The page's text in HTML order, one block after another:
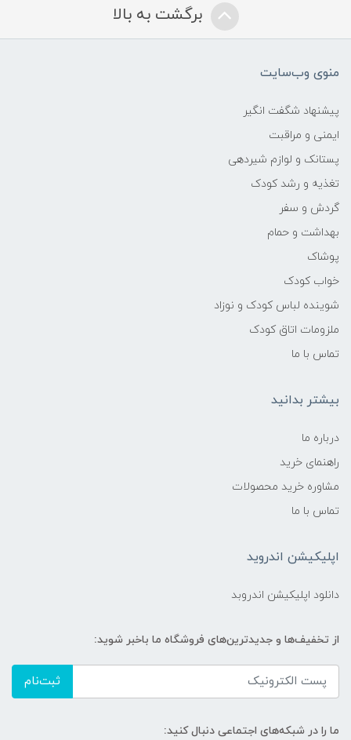
برگشت به بالا
منوی وب‌سایت
پیشنهاد شگفت انگیر
ایمنی و مراقبت
پستانک و لوازم شیردهی
تغذیه و رشد کودک
گردش و سفر
بهداشت و حمام
پوشاک
خواب کودک
شوینده لباس کودک و نوزاد
ملزومات اتاق کودک
تماس با ما
بیشتر بدانید
درباره ما
راهنمای خرید
مشاوره خرید محصولات
تماس با ما
اپلیکیشن اندروید
دانلود اپلیکیشن اندروبد
از تخفیف‌ها و جدیدترین‌های فروشگاه ما باخبر شوید:
ثبت‌نام
ما را در شبکه‌های اجتماعی دنبال کنید: